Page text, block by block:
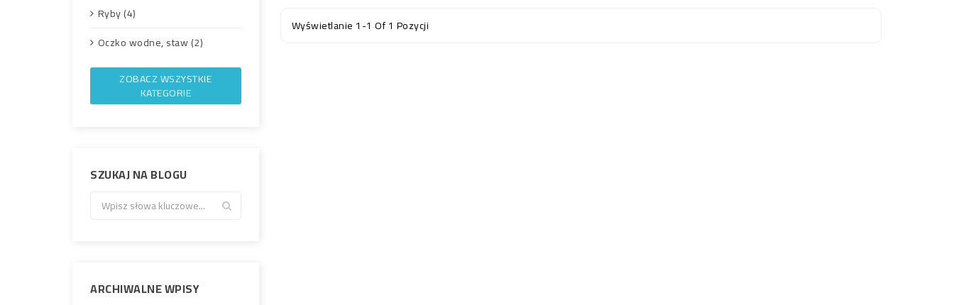
Ryby (4)
Oczko wodne, staw (2)
ZOBACZ WSZYSTKIE
KATEGORIE
SZUKAJ NA BLOGU
ARCHIWALNE WPISY
Wyświetlanie 1-1 Of 1 Pozycji